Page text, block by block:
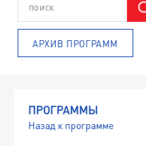
АРХИВ ПРОГРАММ
ПРОГРАММЫ
Назад к программе